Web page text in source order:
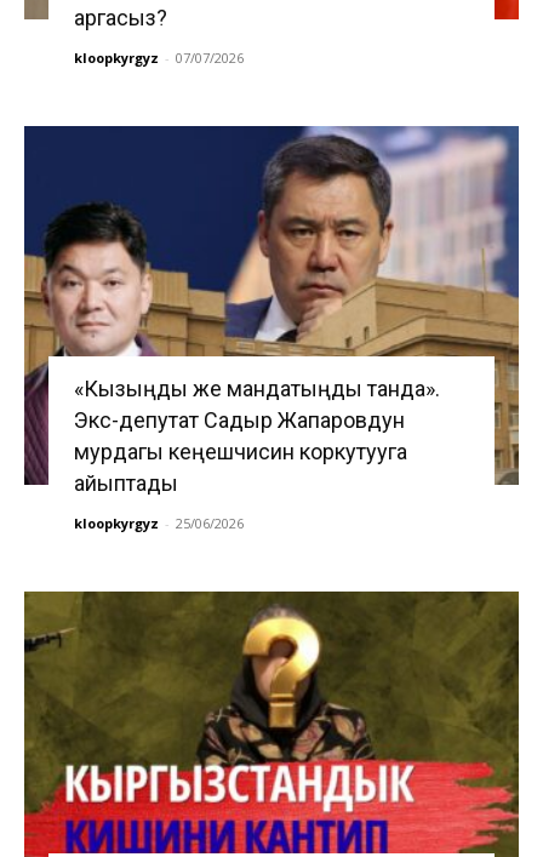
аргасыз?
kloopkyrgyz - 07/07/2026
«Кызыңды же мандатыңды танда».
Экс-депутат Садыр Жапаровдун
мурдагы кеңешчисин коркутууга
айыптады
kloopkyrgyz - 25/06/2026